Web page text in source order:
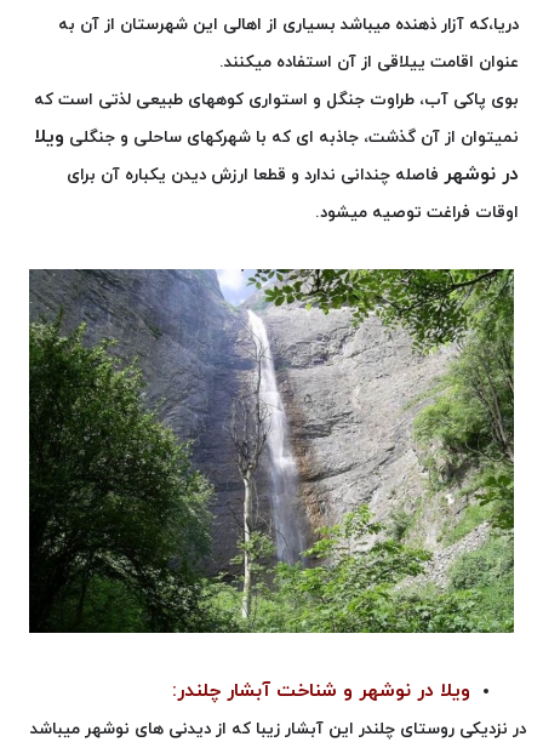
دریا،که آزار ذهنده میباشد بسیاری از اهالی این شهرستان از آن به
عنوان اقامت ییلاقی از آن استفاده میکنند.
بوی پاکی آب، طراوت جنگل و استواری کوههای طبیعی لذتی است که
نمیتوان از آن گذشت، جاذبه ای که با شهرکهای ساحلی و جنگلی ویلا
در نوشهر فاصله چندانی ندارد و قطعا ارزش دیدن یکباره آن برای
اوقات فراغت توصیه میشود.
ویلا در نوشهر و شناخت آبشار چلندر:
در نزدیکی روستای چلندر این آبشار زیبا که از دیدنی های نوشهر میباشد